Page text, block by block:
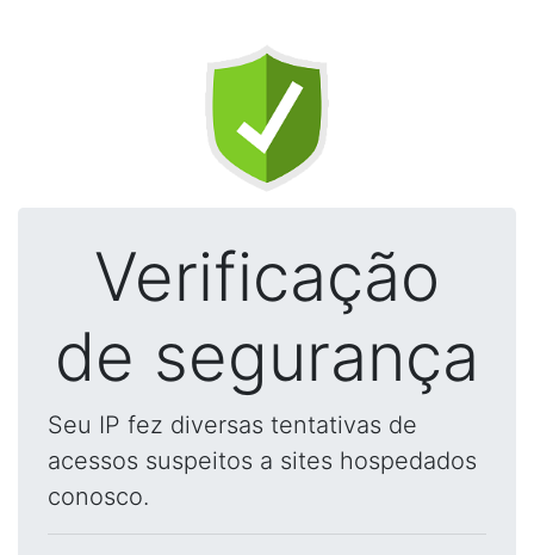
Verificação
de segurança
Seu IP fez diversas tentativas de
acessos suspeitos a sites hospedados
conosco.